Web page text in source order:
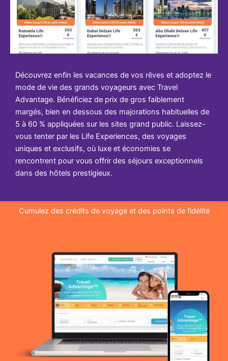
Découvrez enfin les vacances de vos rêves et adoptez le
mode de vie des grands voyageurs avec Travel
Advantage. Bénéficiez de prix de gros faiblement
margés, bien en dessous des majorations habituelles de
5 à 60 % appliquées sur les sites grand public. Laissez-
vous tenter par les Life Experiences, des voyages
uniques et exclusifs, où luxe et économies se
rencontrent pour vous offrir des séjours exceptionnels
dans des hôtels prestigieux.
Cumulez des crédits de voyage et des points de fidélité